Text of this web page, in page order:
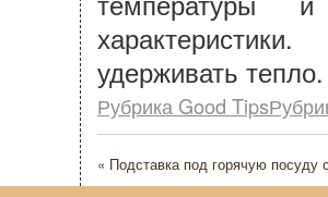
удерживать
Рубрика Good
« Подставка под горячую посуду